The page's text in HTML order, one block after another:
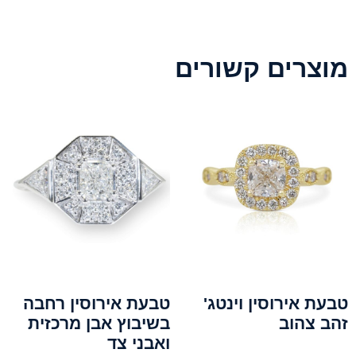
מוצרים קשורים
טבעת אירוסין וינטג'
זהב צהוב
טבעת אירוסין רחבה
בשיבוץ אבן מרכזית
ואבני צד